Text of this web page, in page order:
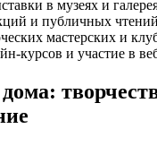
в музеях и
и публичных чтений
мастерских и
курсов и участие в